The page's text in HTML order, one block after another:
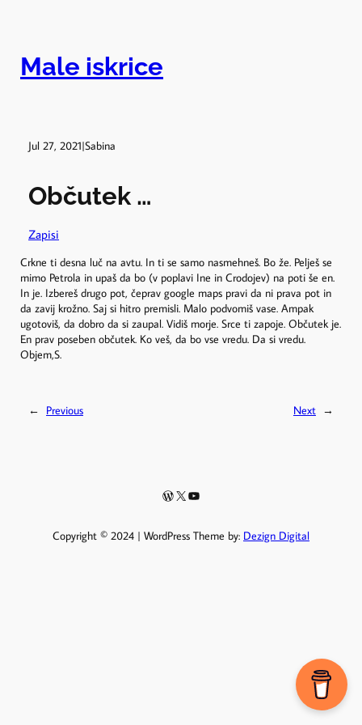
Male iskrice
Jul 27, 2021|Sabina
Občutek …
Zapisi
Crkne ti desna luč na avtu. In ti se samo nasmehneš. Bo že. Pelješ se
mimo Petrola in upaš da bo (v poplavi Ine in Crodojev) na poti še en.
In je. Izbereš drugo pot, čeprav google maps pravi da ni prava pot in
da zavij krožno. Saj si hitro premisli. Malo podvomiš vase. Ampak
ugotoviš, da dobro da si zaupal. Vidiš morje. Srce ti zapoje. Občutek je.
En prav poseben občutek. Ko veš, da bo vse vredu. Da si vredu.
Objem,S.
← Previous Next →
WordPress
X YouTube
Copyright © 2024 | WordPress Theme by: Dezign Digital